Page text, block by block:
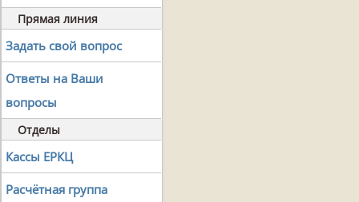
Прямая линия
Задать свой вопрос
Ответы на Ваши
вопросы
Отделы
Кассы ЕРКЦ
Расчётная группа